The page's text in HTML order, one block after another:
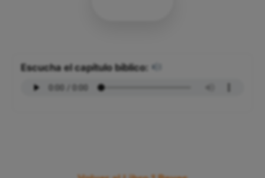
Escucha el capítulo bíblico: